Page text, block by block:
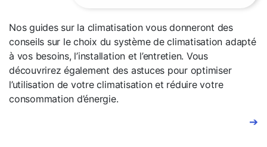
Nos guides sur la climatisation vous donneront des
conseils sur le choix du système de climatisation adapté
à vos besoins, l’installation et l’entretien. Vous
découvrirez également des astuces pour optimiser
l’utilisation de votre climatisation et réduire votre
consommation d’énergie.
➔